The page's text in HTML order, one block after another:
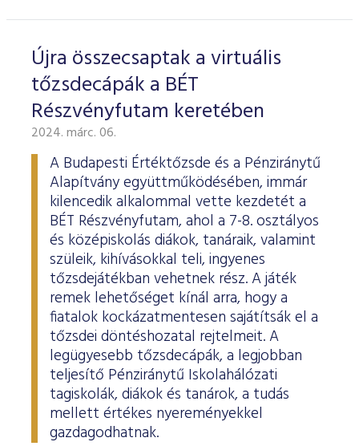
Újra összecsaptak a virtuális
tőzsdecápák a BÉT
Részvényfutam keretében
2024. márc. 06.
A Budapesti Értéktőzsde és a Pénziránytű
Alapítvány együttműködésében, immár
kilencedik alkalommal vette kezdetét a
BÉT Részvényfutam, ahol a 7-8. osztályos
és középiskolás diákok, tanáraik, valamint
szüleik, kihívásokkal teli, ingyenes
tőzsdejátékban vehetnek rész. A játék
remek lehetőséget kínál arra, hogy a
fiatalok kockázatmentesen sajátítsák el a
tőzsdei döntéshozatal rejtelmeit. A
legügyesebb tőzsdecápák, a legjobban
teljesítő Pénziránytű Iskolahálózati
tagiskolák, diákok és tanárok, a tudás
mellett értékes nyereményekkel
gazdagodhatnak.